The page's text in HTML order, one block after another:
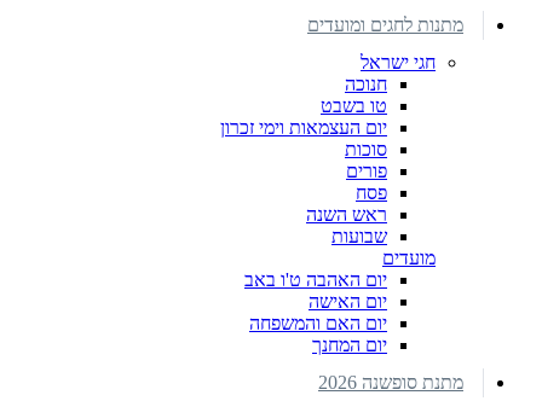
מתנות לחגים ומועדים
חגי ישראל
חנוכה
טו בשבט
יום העצמאות וימי זכרון
סוכות
פורים
פסח
ראש השנה
שבועות
מועדים
יום האהבה ט'ו באב
יום האישה
יום האם והמשפחה
יום המחנך
מתנת סופשנה 2026